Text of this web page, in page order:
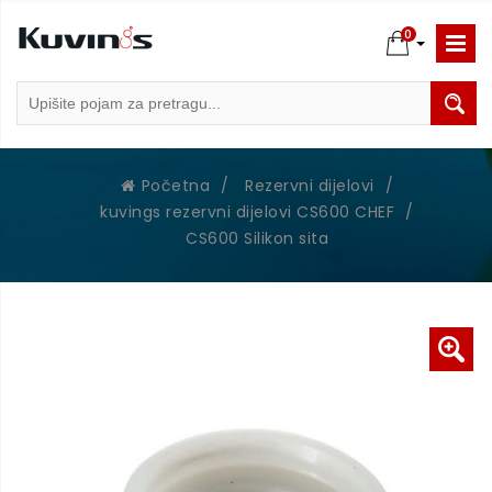
0
Početna / Rezervni dijelovi
/
kuvings rezervni dijelovi CS600 CHEF /
CS600 Silikon sita